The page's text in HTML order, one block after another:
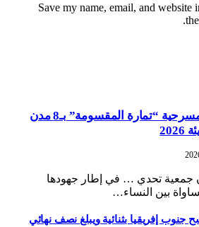
Save my name, email, and website
جمعية تحدي تطلق مسرحية “تمارة المقسومة” بـ8 مدن
جمعية تحدي … في إطار جهودها
بين النساء…
جنوب إفريقيا بثنائية ويبلغ نصف نهائي